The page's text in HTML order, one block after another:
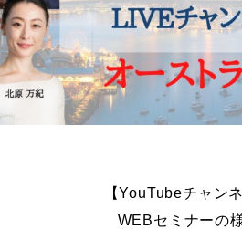
【YouTubeチャン
WEBセミナーの